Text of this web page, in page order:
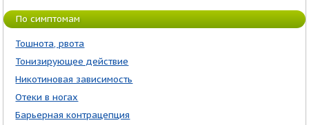
По симптомам
Тошнота, рвота
Тонизирующее действие
Никотиновая зависимость
Отеки в ногах
Барьерная контрацепция